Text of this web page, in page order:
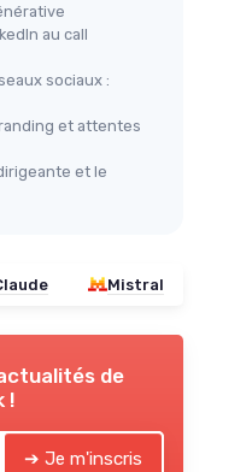
au call
sociaux :
et attentes
et le
Mistral
de
!
➔ Je m'inscris